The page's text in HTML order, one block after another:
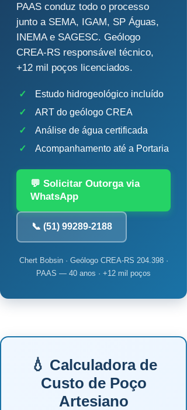
PAAS conduz todo o processo
junto a SEMA, IGAM, SP Águas,
INEMA e SAGESC. Geólogo
CREA-RS responsável técnico,
+12 mil poços licenciados.
✓
Estudo hidrogeológico incluído
✓
ART do geólogo CREA
✓
Análise de água certificada
✓
Acompanhamento até a Portaria
💬 Solicitar Outorga via
WhatsApp
📞 (51) 99289-2188
Chert Bobsin · Geólogo CREA-RS 204.398 ·
PAAS — 40 anos · +12 mil poços
💧 Calculadora de
Custo de Poço
Artesiano